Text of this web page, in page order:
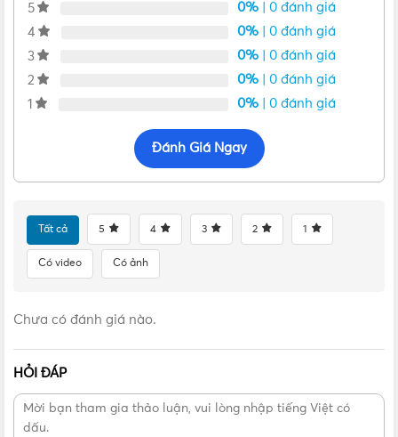
5 0% | 0 đánh giá
4
0% | 0 đánh giá
3
0% | 0 đánh giá
2
0% | 0 đánh giá
1
0% | 0 đánh giá
Đánh Giá Ngay
Tất cả 5 4 3 2 1
Có video Có ảnh
Chưa có đánh giá nào.
HỎI ĐÁP